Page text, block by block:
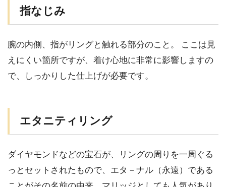
指なじみ
腕の内側、指がリングと触れる部分のこと。 ここは見
えにくい箇所ですが、着け心地に非常に影響しますの
で、しっかりした仕上げが必要です。
エタニティリング
ダイヤモンドなどの宝石が、リングの周りを一周ぐる
っとセットされたもので、エタ－ナル（永遠）である